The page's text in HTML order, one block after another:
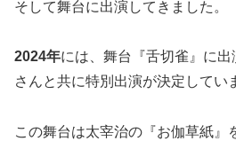
そして舞台に出演してきました。
2024年には、舞台『舌切雀』に
さんと共に特別出演が決定してい
この舞台は太宰治の『お伽草紙』